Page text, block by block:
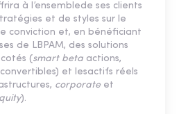
à l’ensemblede ses clients
et de styles sur le
conviction et, en bénéficiant
de LBPAM, des solutions
(smart beta actions,
et lesactifs réels
corporate et
).